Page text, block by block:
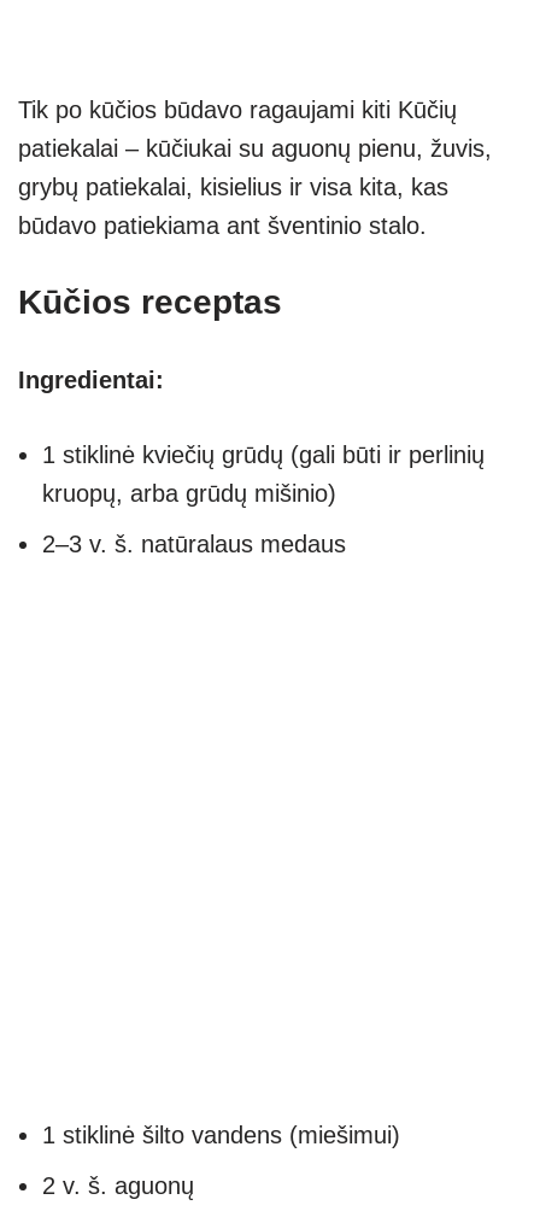
Tik po kūčios būdavo ragaujami kiti Kūčių
patiekalai – kūčiukai su aguonų pienu, žuvis,
grybų patiekalai, kisielius ir visa kita, kas
būdavo patiekiama ant šventinio stalo.
Kūčios receptas
Ingredientai:
1 stiklinė kviečių grūdų (gali būti ir perlinių
kruopų, arba grūdų mišinio)
2–3 v. š. natūralaus medaus
1 stiklinė šilto vandens (miešimui)
2 v. š. aguonų